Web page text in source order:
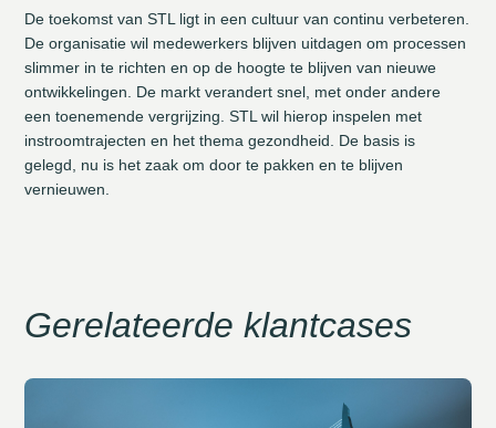
De toekomst van STL ligt in een cultuur van continu verbeteren.
De organisatie wil medewerkers blijven uitdagen om processen
slimmer in te richten en op de hoogte te blijven van nieuwe
ontwikkelingen. De markt verandert snel, met onder andere
een toenemende vergrijzing. STL wil hierop inspelen met
instroomtrajecten en het thema gezondheid. De basis is
gelegd, nu is het zaak om door te pakken en te blijven
vernieuwen.
Gerelateerde klantcases